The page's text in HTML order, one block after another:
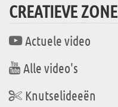
CREATIEVE ZONE
Actuele video
Alle video's
Knutselideeën